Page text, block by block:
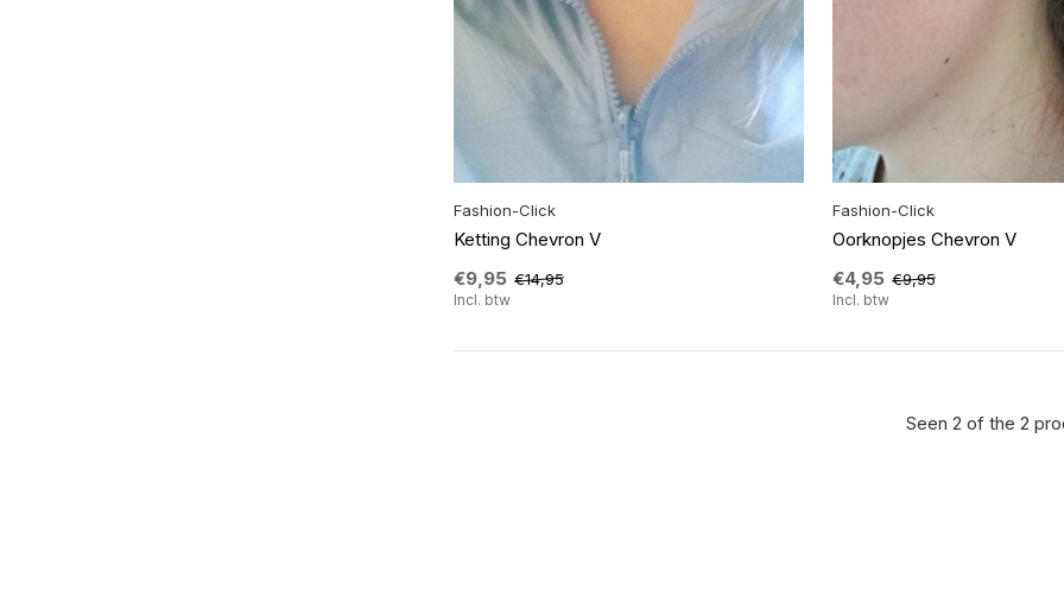
Fashion-Click
Ketting Chevron V
€9,95 €14,95
Incl. btw
Fashion-Click
Oorknopjes Chevron V
€4,95 €9,95
Incl. btw
Seen 2 of the 2